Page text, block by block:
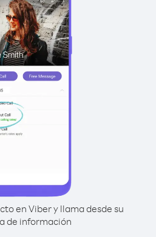
en Viber y llama desde su
de información